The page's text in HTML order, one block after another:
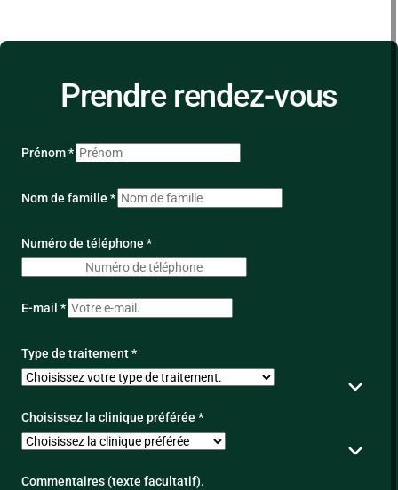
Prendre rendez-vous
Prénom *
Nom de famille *
Numéro de téléphone *
E-mail *
Type de traitement *
Choisissez la clinique préférée *
Commentaires (texte facultatif).